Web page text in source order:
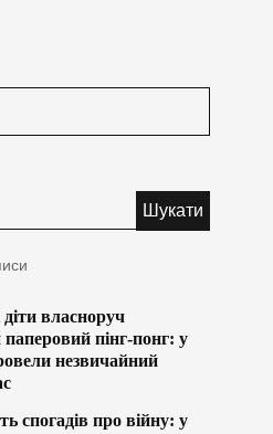
власноруч
пінг-понг: у
незвичайний
спогадів про війну: у